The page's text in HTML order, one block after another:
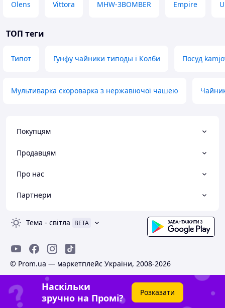
Olens Vittora MHW-3BOMBER Empire
ТОП теги
Типот Гунфу чайники типоды і Колби Посуд
Мультиварка скороварка з нержавіючої чашею
Покупцям
Продавцям
Про нас
Партнери
Тема - світла BETA
© Prom.ua — маркетплейс України, 2008-2026
Наскільки
зручно на Промі?
Розказати